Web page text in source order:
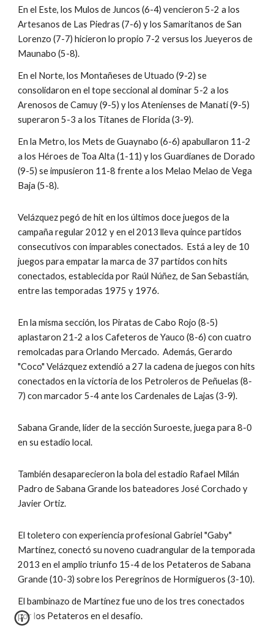
En el Este, los Mulos de Juncos (6-4) vencieron 5-2 a los
Artesanos de Las Piedras (7-6) y los Samaritanos de San
Lorenzo (7-7) hicieron lo propio 7-2 versus los Jueyeros de
Maunabo (5-8).
En el Norte, los Montañeses de Utuado (9-2) se
consolidaron en el tope seccional al dominar 5-2 a los
Arenosos de Camuy (9-5) y los Atenienses de Manatí (9-5)
superaron 5-3 a los Titanes de Florida (3-9).
En la Metro, los Mets de Guaynabo (6-6) apabullaron 11-2
a los Héroes de Toa Alta (1-11) y los Guardianes de Dorado
(9-5) se impusieron 11-8 frente a los Melao Melao de Vega
Baja (5-8).
Velázquez pegó de hit en los últimos doce juegos de la
campaña regular 2012 y en el 2013 lleva quince partidos
consecutivos con imparables conectados.  Está a ley de 10
juegos para empatar la marca de 37 partidos con hits
conectados, establecida por Raúl Núñez, de San Sebastián,
entre las temporadas 1975 y 1976.
En la misma sección, los Piratas de Cabo Rojo (8-5)
aplastaron 21-2 a los Cafeteros de Yauco (8-6) con cuatro
remolcadas para Orlando Mercado.  Además, Gerardo
"Coco" Velázquez extendió a 27 la cadena de juegos con hits
conectados en la victoria de los Petroleros de Peñuelas (8-
7) con marcador 5-4 ante los Cardenales de Lajas (3-9).
Sabana Grande, líder de la sección Suroeste, juega para 8-0
en su estadio local.
También desaparecieron la bola del estadio Rafael Milán
Padro de Sabana Grande los bateadores José Corchado y
Javier Ortiz.
El toletero con experiencia profesional Gabriel "Gaby"
Martínez, conectó su noveno cuadrangular de la temporada
2013 en el amplio triunfo 15-4 de los Petateros de Sabana
Grande (10-3) sobre los Peregrinos de Hormigueros (3-10).
El bambinazo de Martínez fue uno de los tres conectados
por los Petateros en el desafío.